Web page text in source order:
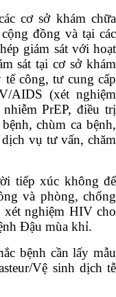
cơ sở khám chữa
đồng và tại các
giám sát với hoạt
sát tại cơ sở khám
công, tư cung cấp
AIDS (xét nghiệm
PrEP, điều trị
chùm ca bệnh,
vụ tư vấn, chăm
tiếp xúc không để
và phòng, chống
nghiệm HIV cho
Đậu mùa khỉ.
bệnh cần lấy mẫu
Vệ sinh dịch tễ